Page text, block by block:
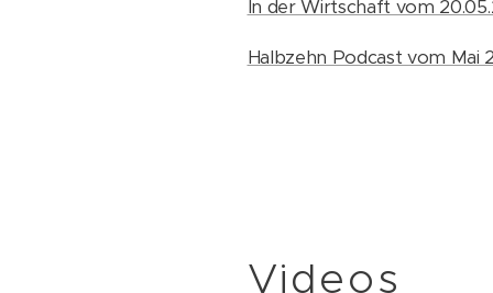
In der Wirtschaft vom
Halbzehn Podcast vom Mai
Videos